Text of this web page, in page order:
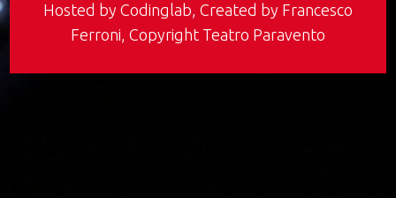
Hosted by Codinglab, Created by Francesco
Ferroni, Copyright Teatro Paravento